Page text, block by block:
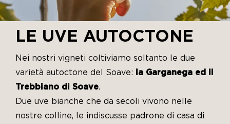
LE UVE AUTOCTONE
Nei nostri vigneti coltiviamo soltanto le due
varietà autoctone del Soave: la Garganega ed il
Trebbiano di Soave.
Due uve bianche che da secoli vivono nelle
nostre colline, le indiscusse padrone di casa di